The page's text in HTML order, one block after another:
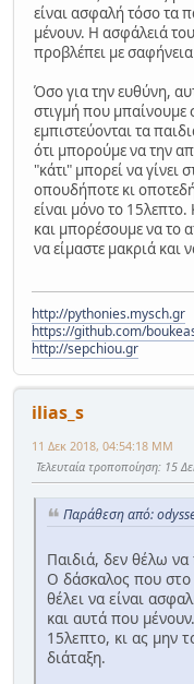
είναι ασφαλή τόσο τα
μένουν. Η ασφάλειά
προβλέπει με
Όσο για την ευθύνη,
στιγμή που μπαίνουμε
εμπιστεύονται τα
ότι μπορούμε να την
"κάτι" μπορεί να γίνει
οπουδήποτε κι
είναι μόνο το 15λεπτο.
και μπορέσουμε να το
να είμαστε μακριά και
http://pythonies.mysch.gr
https://github.com/
http://sepchiou.gr
ilias_s
11 Δεκ 2018, 04:54:18 ΜΜ
Τελευταία τροποποίηση: 15
Παράθεση από:
Παιδιά, δεν θέλω
Ο δάσκαλος που στο
θέλει να είναι
και αυτά που
15λεπτο, κι ας μην
διάταξη.